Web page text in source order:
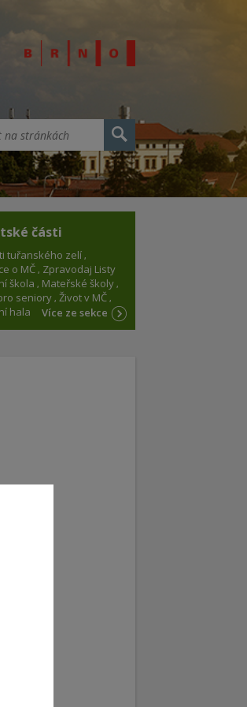
části
tuřanského zelí
o MČ Zpravodaj Listy
škola
Mateřské školy
seniory Život v MČ
hala
Více ze sekce